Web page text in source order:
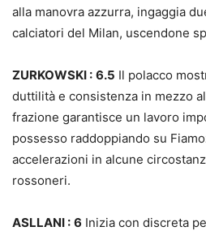
alla manovra azzurra, ingaggia
calciatori del Milan, uscendone
ZURKOWSKI : 6.5 Il polacco
duttilità e consistenza in mezzo
frazione garantisce un lavoro
possesso raddoppiando su
accelerazioni in alcune
rossoneri.
ASLLANI : 6 Inizia con discreta